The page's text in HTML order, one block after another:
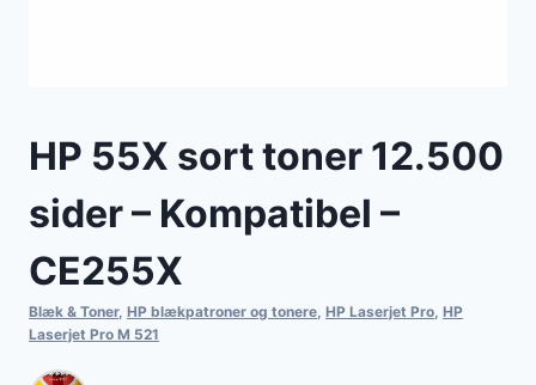
HP 55X sort toner 12.500
sider – Kompatibel –
CE255X
Blæk & Toner, HP blækpatroner og tonere, HP Laserjet Pro, HP
Laserjet Pro M 521